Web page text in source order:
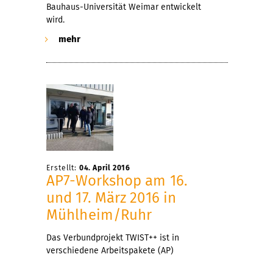
Bauhaus-Universität Weimar entwickelt
wird.
mehr
Erstellt: 04. April 2016
AP7-Workshop am 16.
und 17. März 2016 in
Mühlheim/Ruhr
Das Verbundprojekt TWIST++ ist in
verschiedene Arbeitspakete (AP)